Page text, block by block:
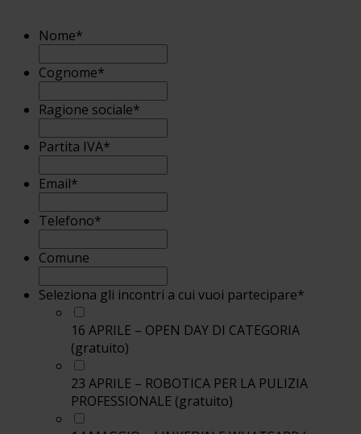
Nome*
Cognome*
Ragione sociale*
Partita IVA*
Email*
Telefono*
Comune
Seleziona gli incontri a cui vuoi partecipare*
16 APRILE – OPEN DAY DI CATEGORIA
(gratuito)
23 APRILE – ROBOTICA PER LA PULIZIA
PROFESSIONALE (gratuito)